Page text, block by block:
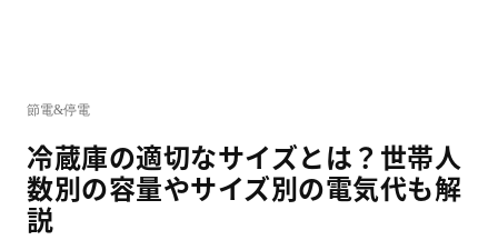
節電&停電
冷蔵庫の適切なサイズとは？世帯人
数別の容量やサイズ別の電気代も解
説